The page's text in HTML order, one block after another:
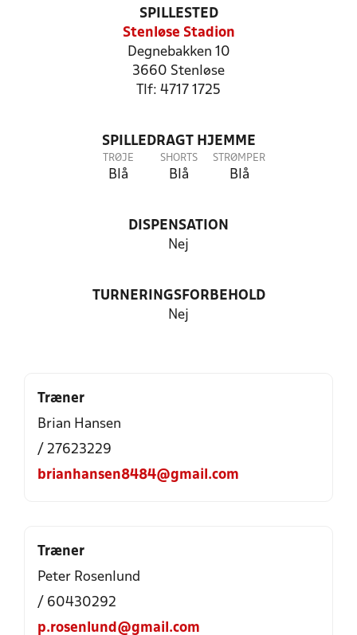
SPILLESTED
Stenløse Stadion
Degnebakken 10
3660 Stenløse
Tlf: 4717 1725
SPILLEDRAGT HJEMME
TRØJE
Blå
SHORTS
Blå
STRØMPER
Blå
DISPENSATION
Nej
TURNERINGSFORBEHOLD
Nej
Træner
Brian Hansen
/ 27623229
brianhansen8484@gmail.com
Træner
Peter Rosenlund
/ 60430292
p.rosenlund@gmail.com